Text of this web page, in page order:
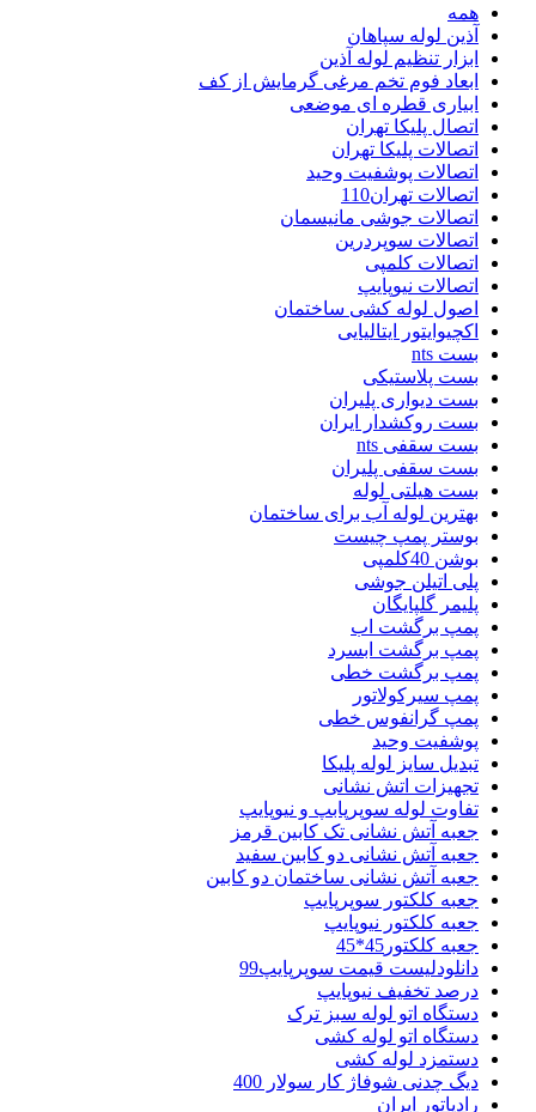
همه
آذین لوله سپاهان
ابزار تنظیم لوله آذین
ابعاد فوم تخم مرغی گرمایش از کف
ابیاری قطره ای موضعی
اتصال پلیکا تهران
اتصالات پلیکا تهران
اتصالات پوشفیت وحید
اتصالات تهران110
اتصالات جوشی مانیسمان
اتصالات سوپردرین
اتصالات کلمپی
اتصالات نیوپایپ
اصول لوله کشی ساختمان
اکچیوایتور ایتالیایی
بست nts
بست پلاستیکی
بست دیواری پلیران
بست روکشدار ایران
بست سقفی nts
بست سقفی پلیران
بست هیلتی لوله
بهترین لوله آب برای ساختمان
بوستر پمپ چیست
بوشن 40کلمپی
پلی اتیلن جوشی
پلیمر گلپایگان
پمپ برگشت اب
پمپ برگشت ابسرد
پمپ برگشت خطی
پمپ سیرکولاتور
پمپ گرانفوس خطی
پوشفیت وحید
تبدیل سایز لوله پلیکا
تجهیزات اتش نشانی
تفاوت لوله سوپرپابپ و نیوپایپ
جعبه آتش نشانی تک کابین قرمز
جعبه آتش نشانی دو کابین سفید
جعبه آتش نشانی ساختمان دو کابین
جعبه کلکتور سوپرپایپ
جعبه کلکتور نیوپایپ
جعبه کلکتور45*45
دانلودلیست قیمت سوپرپایپ99
درصد تخفیف نیوپایپ
دستگاه اتو لوله سبز ترک
دستگاه اتو لوله کشی
دستمزد لوله کشی
دیگ چدنی شوفاژ کار سولار 400
رادیاتور ایران